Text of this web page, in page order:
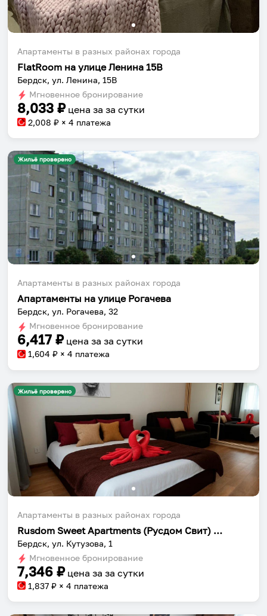
Апартаменты в разных районах города
FlatRoom на улице Ленина 15В
Бердск, ул. Ленина, 15В
Мгновенное бронирование
8,033 ₽ цена за за сутки
2,008 ₽ × 4 платежа
Жильё проверено
Апартаменты в разных районах города
Апартаменты на улице Рогачева
Бердск, ул. Рогачева, 32
Мгновенное бронирование
6,417 ₽ цена за за сутки
1,604 ₽ × 4 платежа
Жильё проверено
Апартаменты в разных районах города
Rusdom Sweet Apartments (Русдом Свит) на улице Кутузова
Бердск, ул. Кутузова, 1
Мгновенное бронирование
7,346 ₽ цена за за сутки
1,837 ₽ × 4 платежа